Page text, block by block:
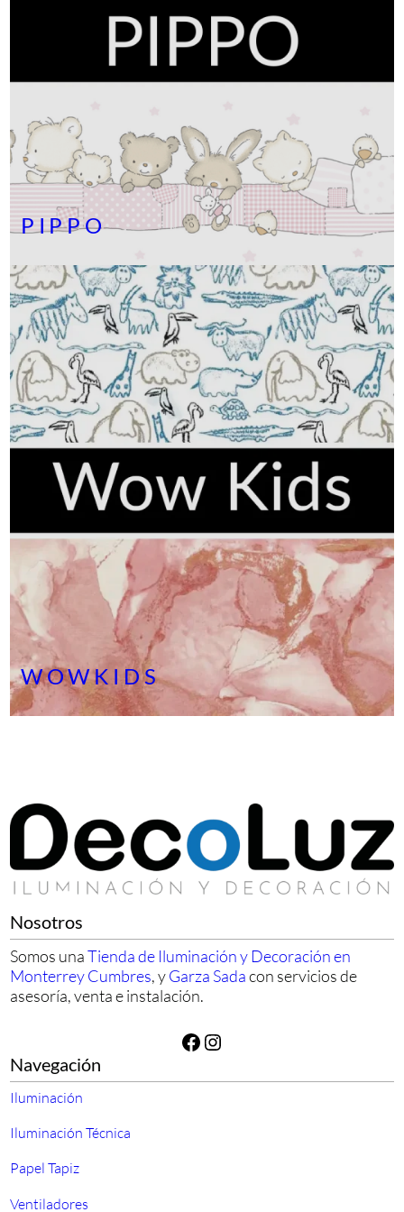
PIPPO
WOWKIDS
Nosotros
Somos unaTienda de Iluminación y Decoración en
Monterrey Cumbres, yGarza Sadacon servicios de
asesoría, venta e instalación.
Facebook Instagram
Navegación
Iluminación
Iluminación Técnica
Papel Tapiz
Ventiladores